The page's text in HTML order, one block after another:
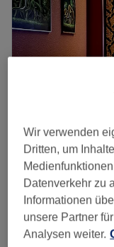
Sathu Thai
4,9
Schöneberg,
Lymphmassage
45 Min. - 2 Std.
Schnellansicht
Wir verwenden
Dritten, um
Datenverkehr zu
Informationen
unsere Partner
Analysen weiter.